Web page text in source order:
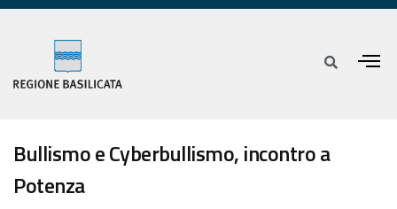
Bullismo e Cyberbullismo, incontro a
Potenza